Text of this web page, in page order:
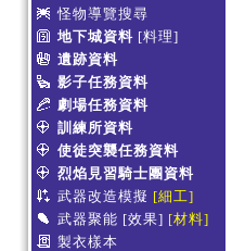
怪物導覽搜尋
地下城資料 [料理]
遺跡資料
影子任務資料
劇場任務資料
訓練所資料
使徒突襲任務資料
烈焰見習騎士團資料
武器改造模擬 [細工]
武器聚能 [效果] [材料]
製衣樣本